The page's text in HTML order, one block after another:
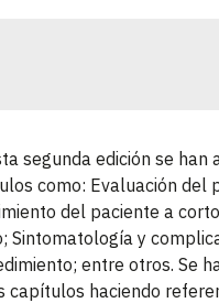
segunda edición se han
como: Evaluación del
del paciente a
Sintomatología y
entre otros. Se
capítulos haciendo